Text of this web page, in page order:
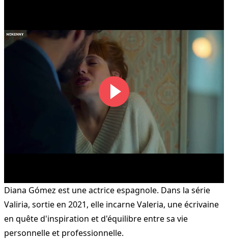
Diana Gómez est une actrice espagnole. Dans la série
Valiria, sortie en 2021, elle incarne Valeria, une écrivaine
en quête d'inspiration et d'équilibre entre sa vie
personnelle et professionnelle.